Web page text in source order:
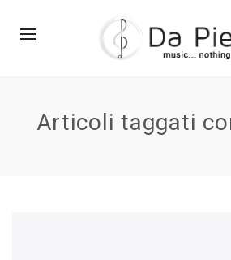
Articoli taggati